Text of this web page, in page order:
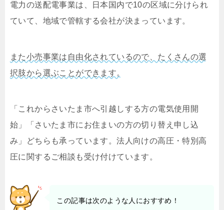
電力の送配電事業は、日本国内で10の区域に分けられ
ていて、地域で管轄する会社が決まっています。
また小売事業は自由化されているので、たくさんの選
択肢から選ぶことができます。
「これからさいたま市へ引越しする方の電気使用開
始」「さいたま市にお住まいの方の切り替え申し込
み」どちらも承っています。法人向けの高圧・特別高
圧に関するご相談も受け付けています。
この記事は次のような人におすすめ！